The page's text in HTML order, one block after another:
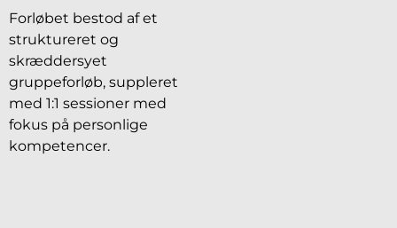
Forløbet bestod af et
struktureret og
skræddersyet
gruppeforløb, suppleret
med 1:1 sessioner med
fokus på personlige
kompetencer.